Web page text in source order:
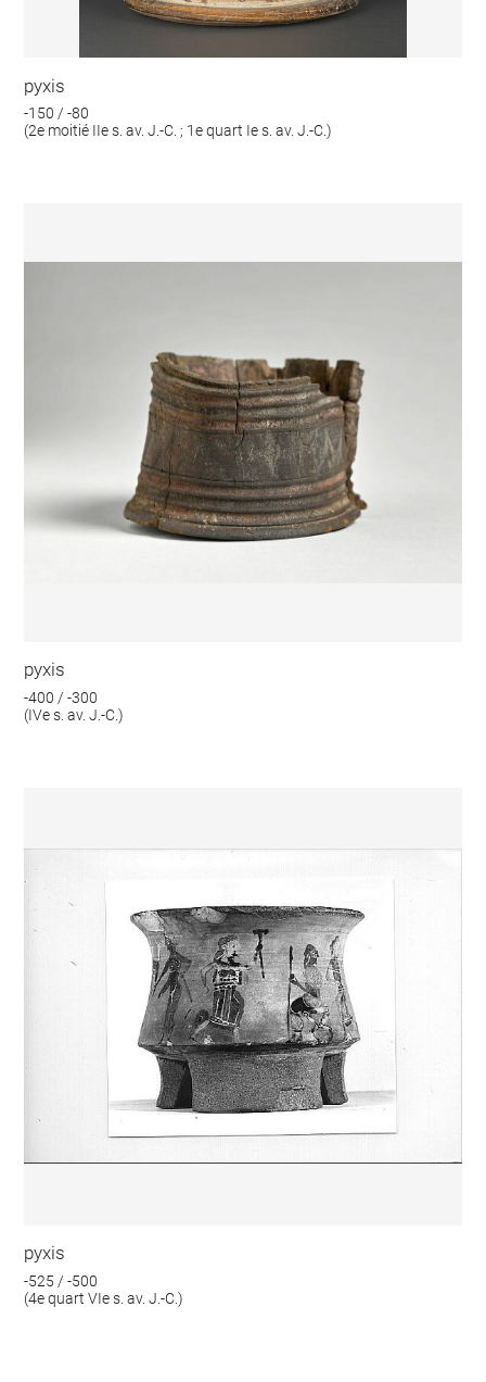
pyxis
-150 / -80
(2e moitié IIe s. av. J.-C. ; 1e quart Ie s. av. J.-C.)
pyxis
-400 / -300
(IVe s. av. J.-C.)
pyxis
-525 / -500
(4e quart VIe s. av. J.-C.)